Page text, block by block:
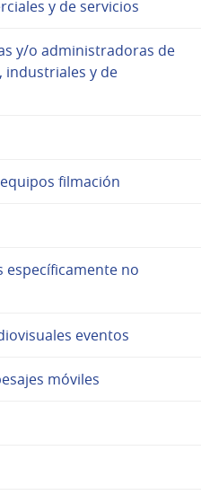
y de servicios
y/o administradoras de
industriales y de
filmación
específicamente no
eventos
móviles